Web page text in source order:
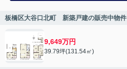
板橋区大谷口北町 新築戸建の販売中物件
9,649万円
39.79坪(131.54㎡)